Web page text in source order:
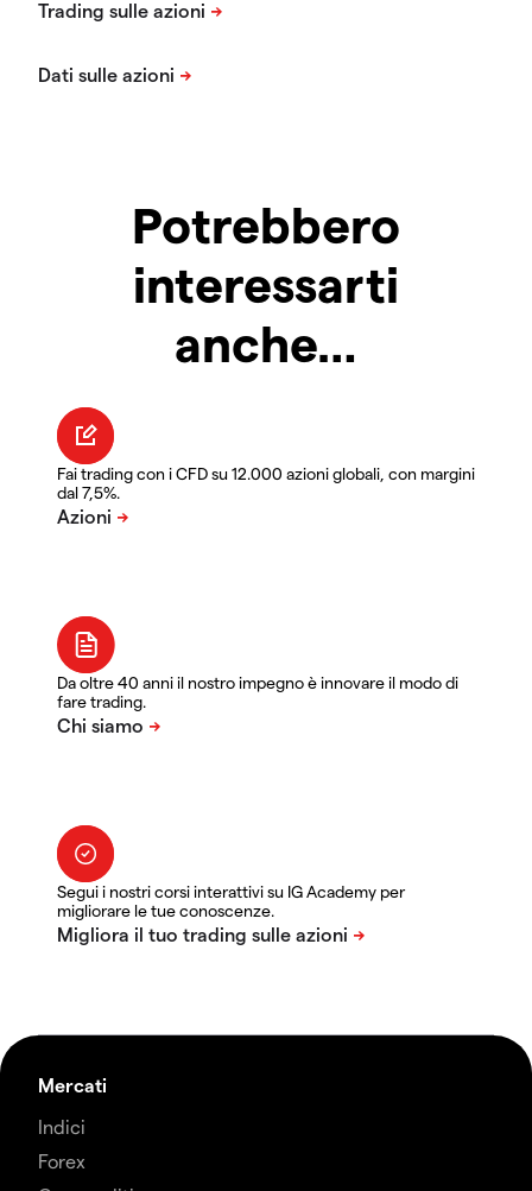
Potrebbero
interessarti
anche…
Fai trading con i CFD su 12.000 azioni globali, con margini
dal 7,5%.
Da oltre 40 anni il nostro impegno è innovare il modo di
fare trading.
Segui i nostri corsi interattivi su IG Academy per
migliorare le tue conoscenze.
Mercati
Indici
Forex